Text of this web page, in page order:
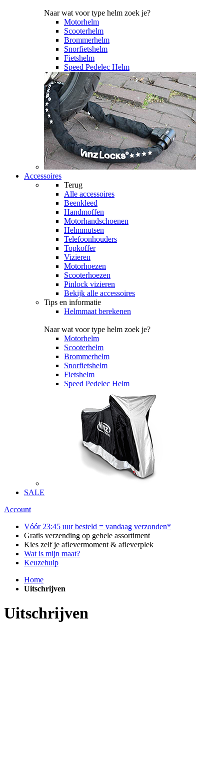
Naar wat voor type helm zoek je?
Motorhelm
Scooterhelm
Brommerhelm
Snorfietshelm
Fietshelm
Speed Pedelec Helm
Accessoires
Terug
Alle accessoires
Beenkleed
Handmoffen
Motorhandschoenen
Helmmutsen
Telefoonhouders
Topkoffer
Vizieren
Motorhoezen
Scooterhoezen
Pinlock vizieren
Bekijk alle accessoires
Tips en informatie
Helmmaat berekenen
Naar wat voor type helm zoek je?
Motorhelm
Scooterhelm
Brommerhelm
Snorfietshelm
Fietshelm
Speed Pedelec Helm
SALE
Account
Vóór 23:45 uur besteld = vandaag verzonden*
Gratis verzending op gehele assortiment
Kies zelf je aflevermoment & afleverplek
Wat is mijn maat?
Keuzehulp
Home
Uitschrijven
Uitschrijven